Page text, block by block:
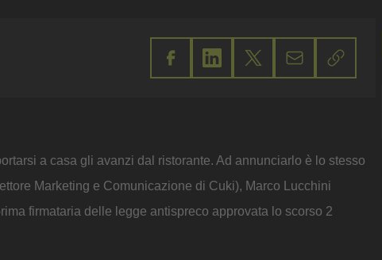
a casa gli avanzi dal ristorante. Ad annunciarlo è lo stesso
Marketing e Comunicazione di Cuki), Marco Lucchini
firmataria delle legge antispreco approvata lo scorso 2